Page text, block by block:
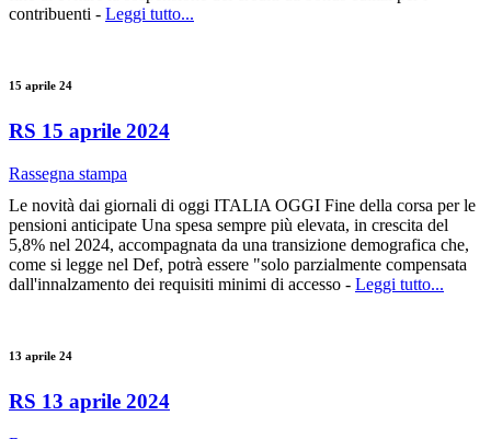
contribuenti - Leggi tutto...
15 aprile 24
RS 15 aprile 2024
Rassegna stampa
Le novità dai giornali di oggi ITALIA OGGI Fine della corsa per le
pensioni anticipate Una spesa sempre più elevata, in crescita del
5,8% nel 2024, accompagnata da una transizione demografica che,
come si legge nel Def, potrà essere "solo parzialmente compensata
dall'innalzamento dei requisiti minimi di accesso - Leggi tutto...
13 aprile 24
RS 13 aprile 2024